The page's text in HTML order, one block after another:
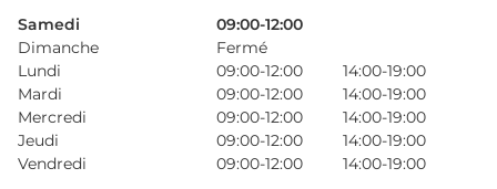
Samedi
09:00-12:00
Dimanche
Fermé
Lundi
09:00-12:00
14:00-19:00
Mardi
09:00-12:00
14:00-19:00
Mercredi
09:00-12:00
14:00-19:00
Jeudi
09:00-12:00
14:00-19:00
Vendredi
09:00-12:00 14:00-19:00